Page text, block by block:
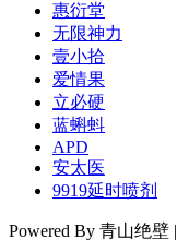
惠衍堂
无限神力
壹小拾
爱情果
立必硬
蓝蝌蚪
APD
安太医
9919延时喷剂
Powered By 青山绝壁 |